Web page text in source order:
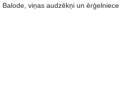
Balode, viņas audzēkņi un ērģelniece